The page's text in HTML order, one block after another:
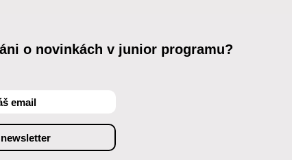
o novinkách v junior programu?